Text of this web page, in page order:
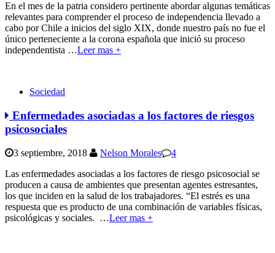
En el mes de la patria considero pertinente abordar algunas temáticas
relevantes para comprender el proceso de independencia llevado a
cabo por Chile a inicios del siglo XIX, donde nuestro país no fue el
único perteneciente a la corona española que inició su proceso
independentista …Leer mas +
Sociedad
Enfermedades asociadas a los factores de riesgos
psicosociales
3 septiembre, 2018 Nelson Morales
4
Las enfermedades asociadas a los factores de riesgo psicosocial se
producen a causa de ambientes que presentan agentes estresantes,
los que inciden en la salud de los trabajadores. “El estrés es una
respuesta que es producto de una combinación de variables físicas,
psicológicas y sociales. …Leer mas +